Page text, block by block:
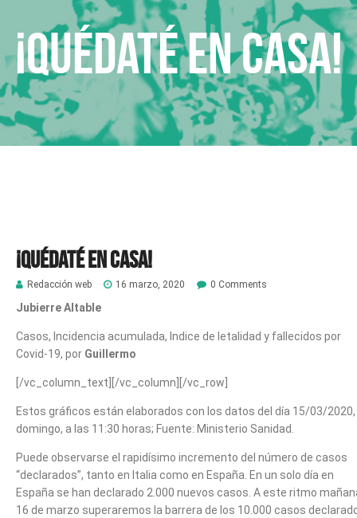
¡Quédaté en casa!
¡Quédaté en casa!
Redacción web 16 marzo, 2020 0 Comments
Jubierre Altable
Casos, Incidencia acumulada, Indice de letalidad y fallecidos por
Covid-19, por Guillermo
[/vc_column_text][/vc_column][/vc_row]
Estos gráficos están elaborados con los datos del día 15/03/2020,
domingo, a las 11:30 horas; Fuente: Ministerio Sanidad.
Puede observarse el rapidísimo incremento del número de casos
“declarados”, tanto en Italia como en España. En un solo día en
España se han declarado 2.000 nuevos casos. A este ritmo
16 de marzo superaremos la barrera de los 10.000 casos